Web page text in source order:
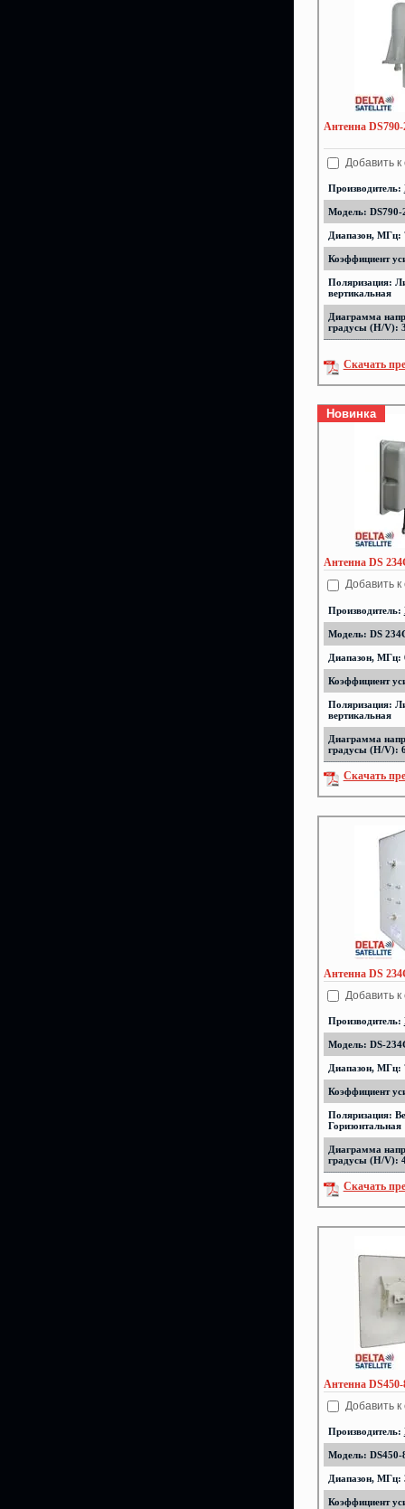
Антенна DS790-
Добавить
Производитель:
Модель: DS790-
Диапазон, МГц:
Коэффициент
Поляризация:
вертикальная
Диаграмма
градусы (H/V):
Скачать
Новинка
Антенна DS
Добавить
Производитель:
Модель: DS
Диапазон, МГц:
Коэффициент
Поляризация:
вертикальная
Диаграмма
градусы (H/V):
Скачать
Антенна DS
Добавить
Производитель:
Модель: DS-
Диапазон, МГц:
Коэффициент
Поляризация:
Горизонтальная
Диаграмма
градусы (H/V):
Скачать
Антенна
Добавить
Производитель:
Модель: DS450-
Диапазон, МГц:
Коэффициент